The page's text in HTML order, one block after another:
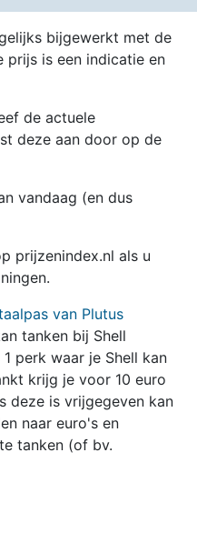
bijgewerkt met de
prijs is een indicatie en
de actuele
deze aan door op de
vandaag (en dus
prijzenindex.nl als u
van Plutus
tanken bij Shell
perk waar je Shell kan
krijg je voor 10 euro
deze is vrijgegeven kan
naar euro's en
tanken (of bv.